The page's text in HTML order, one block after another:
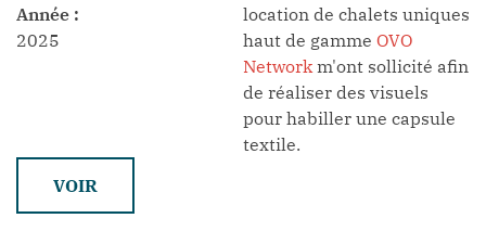
Année :
2025
location de chalets uniques
haut de gamme OVO
Networkm'ont sollicité afin
de réaliser des visuels
pour habiller une capsule
textile.
VOIR